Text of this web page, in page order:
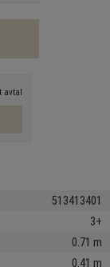
avtal
513413401
3+
0.71 m
0.41 m